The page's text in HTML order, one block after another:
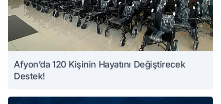
Afyon’da 120 Kişinin Hayatını Değiştirecek
Destek!